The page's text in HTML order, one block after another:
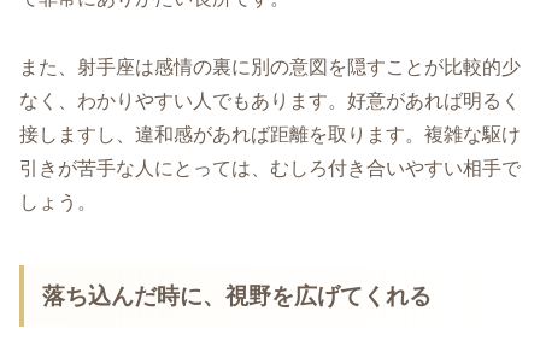
また、射手座は感情の裏に別の意図を隠すことが比較的少
なく、わかりやすい人でもあります。好意があれば明るく
接しますし、違和感があれば距離を取ります。複雑な駆け
引きが苦手な人にとっては、むしろ付き合いやすい相手で
しょう。
落ち込んだ時に、視野を広げてくれる